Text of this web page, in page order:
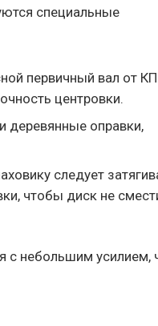
специальные
первичный вал от
центровки.
деревянные оправки,
следует
чтобы диск не
с небольшим усилием,